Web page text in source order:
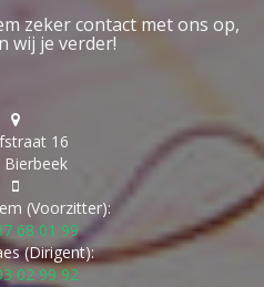
zeker contact met ons op,
wij je verder!
16
Bierbeek
(Voorzitter):
68 01 99
(Dirigent):
02 99 92